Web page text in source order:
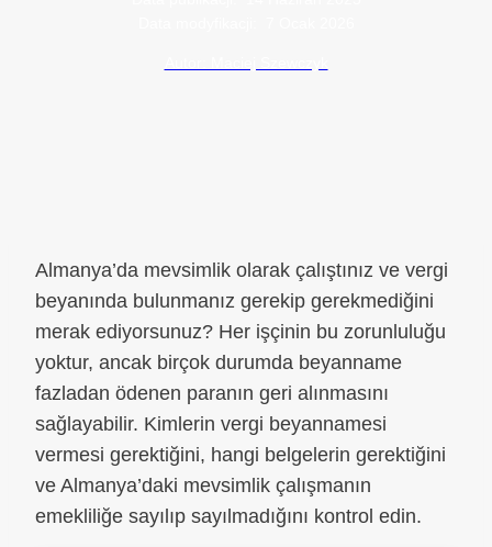
Almanya’da mevsimlik olarak çalıştınız ve vergi
beyanında bulunmanız gerekip gerekmediğini
merak ediyorsunuz? Her işçinin bu zorunluluğu
yoktur, ancak birçok durumda beyanname
fazladan ödenen paranın geri alınmasını
sağlayabilir. Kimlerin vergi beyannamesi
vermesi gerektiğini, hangi belgelerin gerektiğini
ve Almanya’daki mevsimlik çalışmanın
emekliliğe sayılıp sayılmadığını kontrol edin.